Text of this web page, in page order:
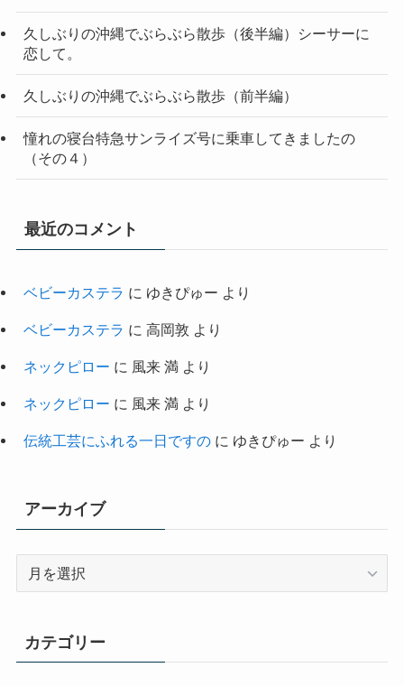
久しぶりの沖縄でぶらぶら散歩（後半編）シーサーに
恋して。
久しぶりの沖縄でぶらぶら散歩（前半編）
憧れの寝台特急サンライズ号に乗車してきましたの
（その４）
最近のコメント
ベビーカステラ に ゆきぴゅー より
ベビーカステラ に 高岡敦 より
ネックピロー に 風来 満 より
ネックピロー に 風来 満 より
伝統工芸にふれる一日ですのに ゆきぴゅー より
アーカイブ
ブ
カテゴリー